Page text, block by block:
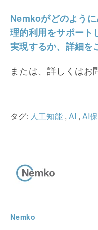
Nemkoがどのよう
理的利用をサポート
実現するか、詳細を
または、詳しくはお
タグ: 人工知能 , AI , AI
Nemko